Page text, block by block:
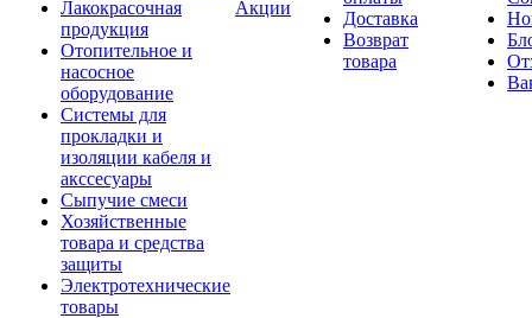
Лакокрасочная
продукция
Отопительное и
насосное
оборудование
Системы для
прокладки и
изоляции кабеля и
акссесуары
Сыпучие смеси
Хозяйственные
товара и средства
защиты
Электротехнические
товары
Акции
Доставка
Возврат
товара